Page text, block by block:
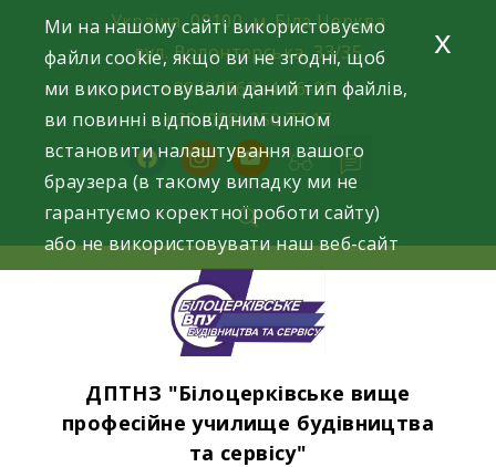
content
Україна, 09100, м. Біла Церква
вул. Волонтерська, 33/35
+38 (04563) 4-06-29
+38 (098) 250 77 17
facebookinstagramyoutube
ДПТНЗ "Білоцерківське вище
професійне училище будівництва
та сервісу"
Ми на нашому сайті використовуємо
файли cookie, якщо ви не згодні, щоб
ми використовували даний тип файлів,
ви повинні відповідним чином
встановити налаштування вашого
браузера (в такому випадку ми не
гарантуємо коректної роботи сайту)
або не використовувати наш веб-сайт
x